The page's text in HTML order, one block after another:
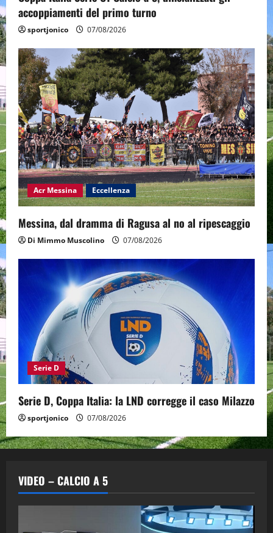
accoppiamenti del primo turno
sportjonico 07/08/2026
Acr Messina Eccellenza
Messina, dal dramma di Ragusa al no al ripescaggio
Di Mimmo Muscolino 07/08/2026
Serie D
Serie D, Coppa Italia: la LND corregge il caso Milazzo
sportjonico 07/08/2026
VIDEO – CALCIO A 5